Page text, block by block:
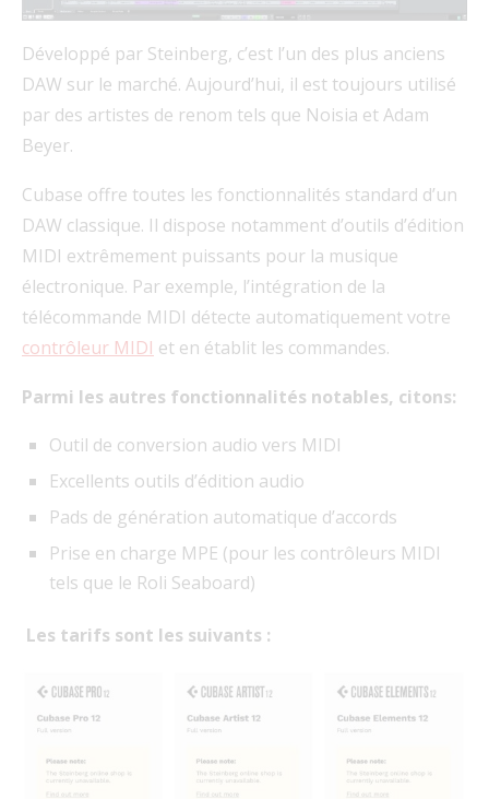
Développé par Steinberg, c’est l’un des plus anciens
DAW sur le marché. Aujourd’hui, il est toujours utilisé
par des artistes de renom tels que Noisia et Adam
Beyer.
Cubase offre toutes les fonctionnalités standard d’un
DAW classique. Il dispose notamment d’outils d’édition
MIDI extrêmement puissants pour la musique
électronique. Par exemple, l’intégration de la
télécommande MIDI détecte automatiquement votre
contrôleur MIDI et en établit les commandes.
Parmi les autres fonctionnalités notables, citons:
Outil de conversion audio vers MIDI
Excellents outils d’édition audio
Pads de génération automatique d’accords
Prise en charge MPE (pour les contrôleurs MIDI
tels que le Roli Seaboard)
Les tarifs sont les suivants :